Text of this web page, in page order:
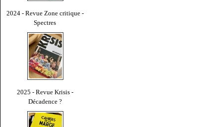
2024 - Revue Zone critique -
Spectres
2025 - Revue Krisis -
Décadence ?